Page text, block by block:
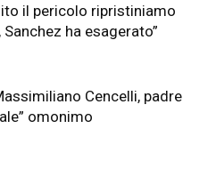
il pericolo ripristiniamo
Sanchez ha esagerato”
Cencelli, padre
omonimo